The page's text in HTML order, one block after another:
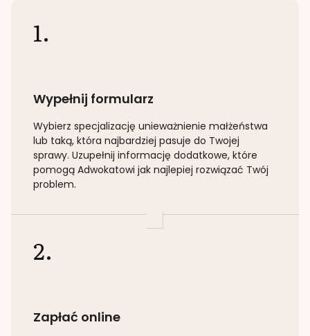
1.
Wypełnij formularz
Wybierz specjalizację unieważnienie małżeństwa
lub taką, która najbardziej pasuje do Twojej
sprawy. Uzupełnij informację dodatkowe, które
pomogą Adwokatowi jak najlepiej rozwiązać Twój
problem.
2.
Zapłać online